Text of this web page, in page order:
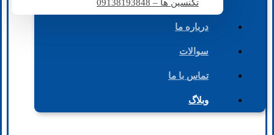
تکنسین ها – 09138193848
درباره ما
سوالات
تماس با ما
وبلاگ